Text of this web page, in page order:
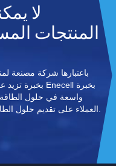
لا
المنتجات
باعتبارها شركة مصنعة
واسعة في حلول